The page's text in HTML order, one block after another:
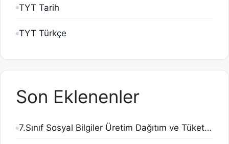
TYT Tarih
TYT Türkçe
Son Eklenenler
7.Sınıf Sosyal Bilgiler Üretim Dağıtım ve Tüketim Testi Çöz Pdf